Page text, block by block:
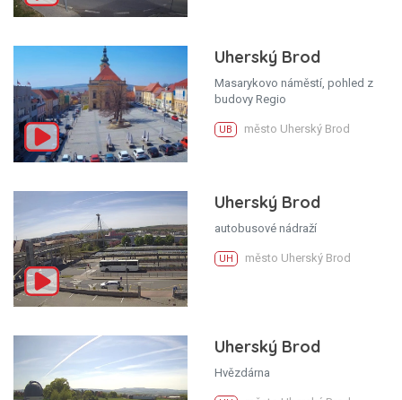
Uherský Brod
Masarykovo náměstí, pohled z
budovy Regio
UB město Uherský Brod
Uherský Brod
autobusové nádraží
UH město Uherský Brod
Uherský Brod
Hvězdárna